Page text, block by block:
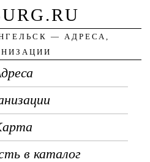
— АДРЕСА,
в каталог